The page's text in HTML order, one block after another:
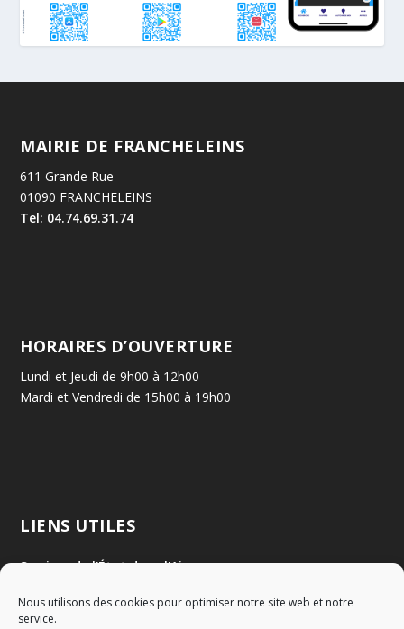
Nous utilisons des cookies pour optimiser notre site web et notre
service.
MAIRIE DE FRANCHELEINS
611 Grande Rue
01090 FRANCHELEINS
Tel: 04.74.69.31.74
HORAIRES D’OUVERTURE
Lundi et Jeudi de 9h00 à 12h00
Mardi et Vendredi de 15h00 à 19h00
LIENS UTILES
Services de l'État dans l'Ain
Communauté de Communes Val de Saône Centre